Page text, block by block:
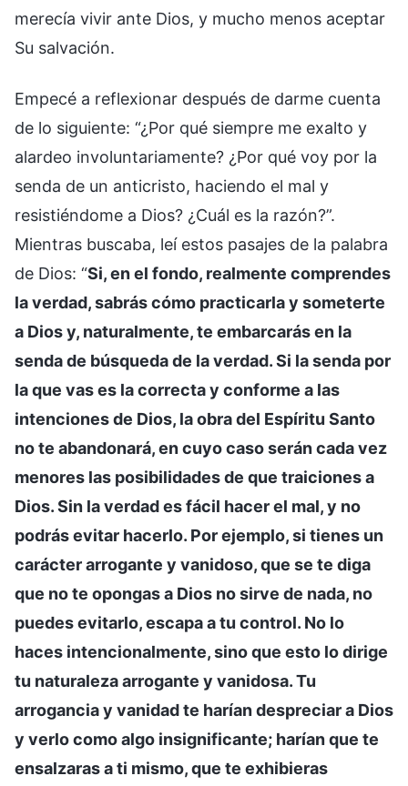
merecía vivir ante Dios, y mucho menos aceptar
Su salvación.
Empecé a reflexionar después de darme cuenta
de lo siguiente: “¿Por qué siempre me exalto y
alardeo involuntariamente? ¿Por qué voy por la
senda de un anticristo, haciendo el mal y
resistiéndome a Dios? ¿Cuál es la razón?”.
Mientras buscaba, leí estos pasajes de la palabra
de Dios: “Si, en el fondo, realmente comprendes
la verdad, sabrás cómo practicarla y someterte
a Dios y, naturalmente, te embarcarás en la
senda de búsqueda de la verdad. Si la senda por
la que vas es la correcta y conforme a las
intenciones de Dios, la obra del Espíritu Santo
no te abandonará, en cuyo caso serán cada vez
menores las posibilidades de que traiciones a
Dios. Sin la verdad es fácil hacer el mal, y no
podrás evitar hacerlo. Por ejemplo, si tienes un
carácter arrogante y vanidoso, que se te diga
que no te opongas a Dios no sirve de nada, no
puedes evitarlo, escapa a tu control. No lo
haces intencionalmente, sino que esto lo dirige
tu naturaleza arrogante y vanidosa. Tu
arrogancia y vanidad te harían despreciar a Dios
y verlo como algo insignificante; harían que te
ensalzaras a ti mismo, que te exhibieras